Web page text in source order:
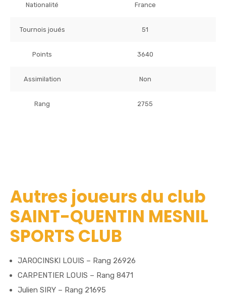
Nationalité France
Tournois joués 51
Points 3640
Assimilation Non
Rang 2755
Autres joueurs du club
SAINT-QUENTIN MESNIL
SPORTS CLUB
JAROCINSKI LOUIS – Rang 26926
CARPENTIER LOUIS – Rang 8471
Julien SIRY – Rang 21695